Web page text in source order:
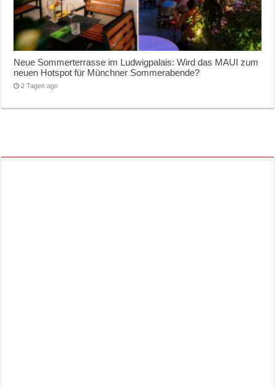
Neue Sommerterrasse im Ludwigpalais: Wird das MAUI zum
neuen Hotspot für Münchner Sommerabende?
2 Tagen ago